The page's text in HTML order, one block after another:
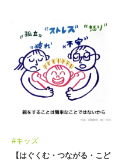
#キッズ
【はぐくむ・つながる・こど